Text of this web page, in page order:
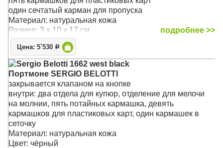
один сечтатый карман для пропуска
Материал: натуральная кожа
Размер: 3 x 10 x 17 см
подробнее >>
Цена: 5`530 Р
Sergio Belotti 1662 west black
Портмоне SERGIO BELOTTI
закрывается клапаном на кнопке
внутри: два отдела для купюр, отделение для мелочи
на молнии, пять потайных кармашка, девять
кармашков для пластиковых карт, один кармашек в
сеточку
Материал: натуральная кожа
Цвет: чёрный